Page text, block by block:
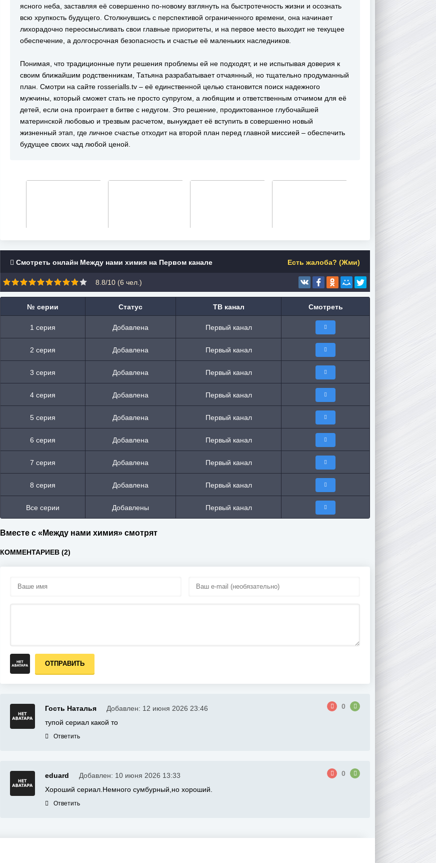
ясного неба, заставляя её совершенно по-новому взглянуть на быстротечность жизни и осознать
всю хрупкость будущего. Столкнувшись с перспективой ограниченного времени, она начинает
лихорадочно переосмысливать свои главные приоритеты, и на первое место выходит не текущее
обеспечение, а долгосрочная безопасность и счастье её маленьких наследников.
Понимая, что традиционные пути решения проблемы ей не подходят, и не испытывая доверия к
своим ближайшим родственникам, Татьяна разрабатывает отчаянный, но тщательно продуманный
план. Смотри на сайте rosserialls.tv – её единственной целью становится поиск надежного
мужчины, который сможет стать не просто супругом, а любящим и ответственным отчимом для её
детей, если она проиграет в битве с недугом. Это решение, продиктованное глубочайшей
материнской любовью и трезвым расчетом, вынуждает её вступить в совершенно новый
жизненный этап, где личное счастье отходит на второй план перед главной миссией – обеспечить
будущее своих чад любой ценой.
Смотреть онлайн Между нами химия на Первом канале Есть жалоба? (Жми)
8.8/10 (6 чел.)
№ серии Статус ТВ канал Смотреть
1 серия Добавлена Первый канал
2 серия Добавлена Первый канал
3 серия Добавлена Первый канал
4 серия Добавлена Первый канал
5 серия Добавлена Первый канал
6 серия Добавлена Первый канал
7 серия Добавлена Первый канал
8 серия Добавлена Первый канал
Все серии Добавлены Первый канал
Вместе с «Между нами химия» смотрят
КОММЕНТАРИЕВ (2)
ОТПРАВИТЬ
Гость Наталья Добавлен: 12 июня 2026 23:46
0
тупой сериал какой то
Ответить
eduard Добавлен: 10 июня 2026 13:33
0
Хороший сериал.Немного сумбурный,но хороший.
Ответить